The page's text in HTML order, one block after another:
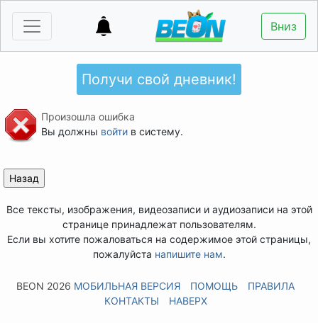
Вниз
Получи свой дневник!
Произошла ошибка
Вы должны войтив систему.
Все тексты, изображения, видеозаписи и аудиозаписи на этой
странице принадлежат пользователям.
Если вы хотите пожаловаться на содержимое этой страницы,
пожалуйста напишите нам.
BEON 2026 МОБИЛЬНАЯ ВЕРСИЯ ПОМОЩЬ
ПРАВИЛА
КОНТАКТЫ
НАВЕРХ